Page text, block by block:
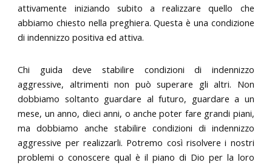
attivamente iniziando subito a realizzare quello che
abbiamo chiesto nella preghiera. Questa è una condizione
di indennizzo positiva ed attiva.
Chi guida deve stabilire condizioni di indennizzo
aggressive, altrimenti non può superare gli altri. Non
dobbiamo soltanto guardare al futuro, guardare a un
mese, un anno, dieci anni, o anche poter fare grandi piani,
ma dobbiamo anche stabilire condizioni di indennizzo
aggressive per realizzarli. Potremo così risolvere i nostri
problemi o conoscere qual è il piano di Dio per la loro